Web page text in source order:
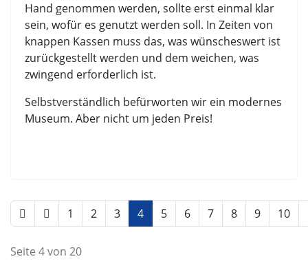
Hand genommen werden, sollte erst einmal klar
sein, wofür es genutzt werden soll. In Zeiten von
knappen Kassen muss das, was wünscheswert ist
zurückgestellt werden und dem weichen, was
zwingend erforderlich ist.
Selbstverständlich befürworten wir ein modernes
Museum. Aber nicht um jeden Preis!
1 2 3 4 5 6 7 8 9 10
Seite 4 von 20